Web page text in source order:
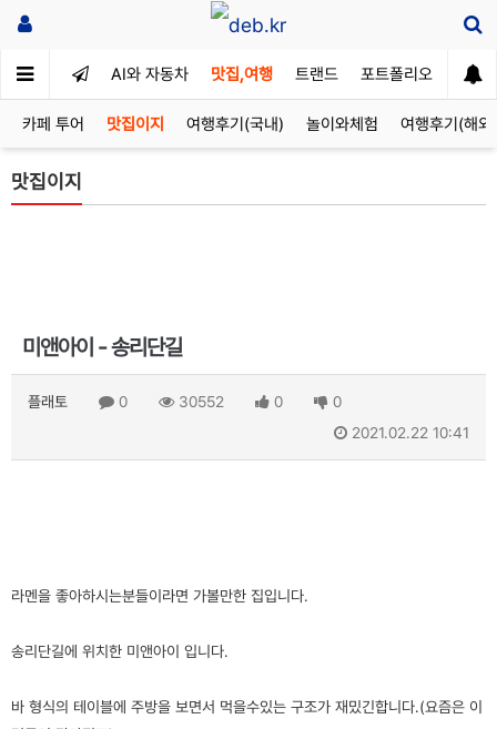
AI와 자동차 맛집,여행 트랜드 포트폴리오
카페 투어 맛집이지 여행후기(국내) 놀이와체험 여행후기(해외)
맛집이지
미앤아이 - 송리단길
플래토 0 30552 0
0
2021.02.22 10:41
라멘을 좋아하시는분들이라면 가볼만한 집입니다.
송리단길에 위치한 미앤아이 입니다.
바 형식의 테이블에 주방을 보면서 먹을수있는 구조가 재밌긴합니다.(요즘은 이